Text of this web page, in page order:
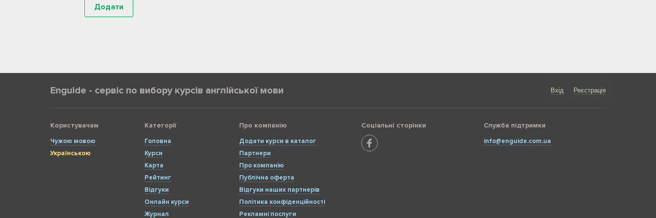
Enguide - сервіс по вибору курсів англійської мови Вхід Реєстрація
Користувачам
Чужою мовою
Українською
Категорії
Головна
Курси
Карта
Рейтинг
Відгуки
Онлайн курси
Журнал
Про компанію
Додати курси в каталог
Партнери
Про компанію
Публічна оферта
Відгуки наших партнерів
Політика конфіденційності
Рекламні послуги
Соціальні сторінки Служба підтримки
info@enguide.com.ua